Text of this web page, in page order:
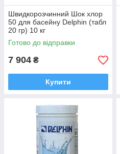
Швидкорозчинний Шок хлор
50 для басейну Delphin (табл
20 гр) 10 кг
Готово до відправки
7 904 ₴
Купити